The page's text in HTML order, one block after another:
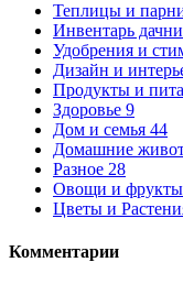
Теплицы и
Инвентарь
Удобрения и
Дизайн и
Продукты и
Здоровье 9
Дом и семья 44
Домашние
Разное 28
Овощи и фрукты
Цветы и
Комментарии